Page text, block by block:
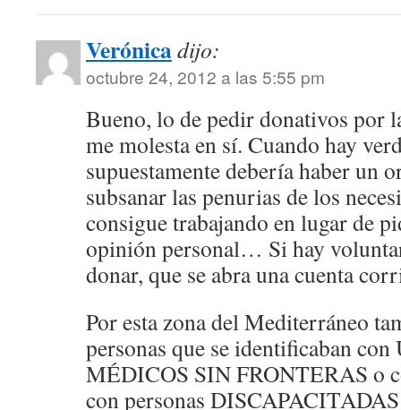
Verónicadijo:
octubre 24, 2012 a las 5:55 pm
Bueno, lo de pedir donativos por
me molesta en sí. Cuando hay
supuestamente debería haber un
subsanar las penurias de los
consigue trabajando en lugar de
opinión personal… Si hay
donar, que se abra una cuenta
Por esta zona del Mediterráneo
personas que se identificaban
MÉDICOS SIN FRONTERAS o
con personas